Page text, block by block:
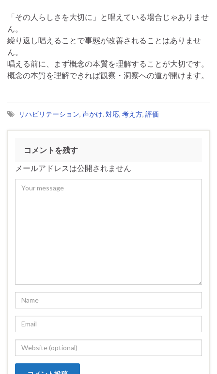
「その人らしさを大切に」と唱えている場合じゃありませ
ん。
繰り返し唱えることで事態が改善されることはありませ
ん。
唱える前に、まず概念の本質を理解することが大切です。
概念の本質を理解できれば観察・洞察への道が開けます。
リハビリテーション, 声かけ, 対応, 考え方, 評価
コメントを残す
メールアドレスは公開されません